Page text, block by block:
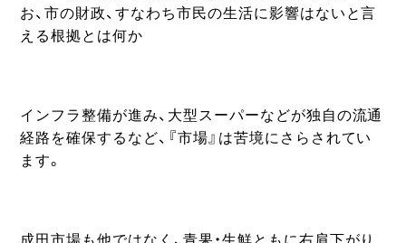
お、市の財政、すなわち市民の生活に影響はないと言
える根拠とは何か
インフラ整備が進み、大型スーパーなどが独自の流通
経路を確保するなど、『市場』は苦境にさらされてい
ます。